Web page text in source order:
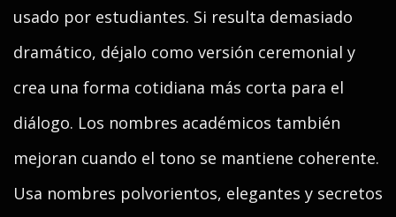
usado por estudiantes. Si resulta demasiado
dramático, déjalo como versión ceremonial y
crea una forma cotidiana más corta para el
diálogo. Los nombres académicos también
mejoran cuando el tono se mantiene coherente.
Usa nombres polvorientos, elegantes y secretos